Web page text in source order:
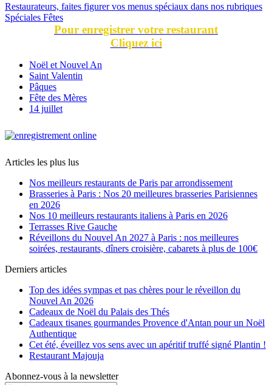
Restaurateurs, faites figurer vos menus spéciaux dans nos rubriques
Spéciales Fêtes
Pour enregistrer votre restaurant
Cliquez ici
Noël et Nouvel An
Saint Valentin
Pâques
Fête des Mères
14 juillet
Articles les plus lus
Nos meilleurs restaurants de Paris par arrondissement
Brasseries à Paris : Nos 20 meilleures brasseries Parisiennes
en 2026
Nos 10 meilleurs restaurants italiens à Paris en 2026
Terrasses Rive Gauche
Réveillons du Nouvel An 2027 à Paris : nos meilleures
soirées, restaurants, dîners croisière, cabarets à plus de 100€
Derniers articles
Top des idées sympas et pas chères pour le réveillon du
Nouvel An 2026
Cadeaux de Noël du Palais des Thés
Cadeaux tisanes gourmandes Provence d'Antan pour un Noël
Authentique
Cet été, éveillez vos sens avec un apéritif truffé signé Plantin !
Restaurant Majouja
Abonnez-vous à la newsletter